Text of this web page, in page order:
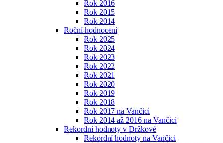
Rok 2016
Rok 2015
Rok 2014
Roční hodnocení
Rok 2025
Rok 2024
Rok 2023
Rok 2022
Rok 2021
Rok 2020
Rok 2019
Rok 2018
Rok 2017 na Vančici
Rok 2014 až 2016 na Vančici
Rekordní hodnoty v Držkové
Rekordní hodnoty na Vančici